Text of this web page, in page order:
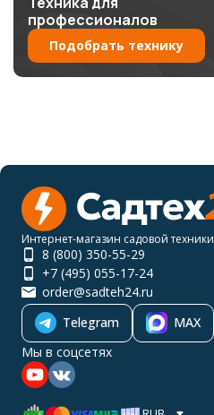
профессионалов
Подобрать технику
Интернет-магазин садовой техники
8 (800) 350-55-29
+7 (495) 055-17-24
order@sadteh24.ru
Telegram
MAX
Мы в соцсетях